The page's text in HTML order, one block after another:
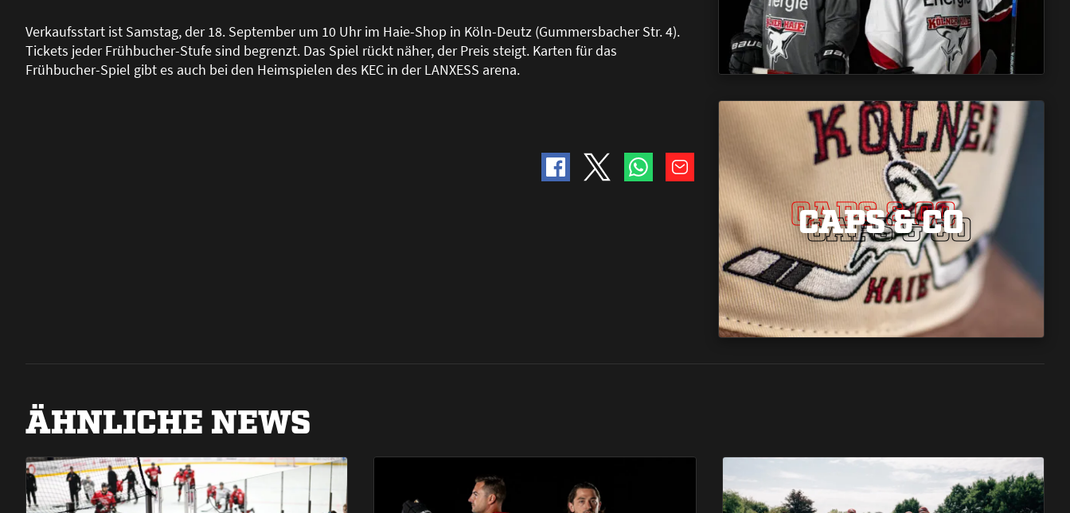
Verkaufsstart ist Samstag, der 18. September um 10 Uhr im Haie-Shop in Köln-Deutz (Gummersbacher Str. 4).
Tickets jeder Frühbucher-Stufe sind begrenzt. Das Spiel rückt näher, der Preis steigt. Karten für das
Frühbucher-Spiel gibt es auch bei den Heimspielen des KEC in der LANXESS arena.
CAPS & CO
CAPS & CO
CAPS & CO
ÄHNLICHE NEWS